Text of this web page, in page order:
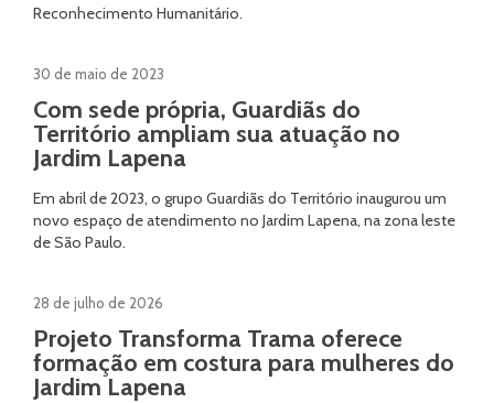
Reconhecimento Humanitário.
30 de maio de 2023
Com sede própria, Guardiãs do
Território ampliam sua atuação no
Jardim Lapena
Em abril de 2023, o grupo Guardiãs do Território inaugurou um
novo espaço de atendimento no Jardim Lapena, na zona leste
de São Paulo.
28 de julho de 2026
Projeto Transforma Trama oferece
formação em costura para mulheres do
Jardim Lapena